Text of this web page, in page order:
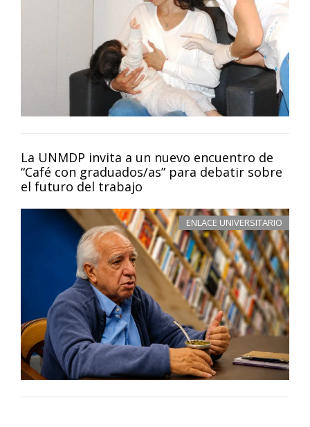
La UNMDP invita a un nuevo encuentro de
“Café con graduados/as” para debatir sobre
el futuro del trabajo
ENLACE UNIVERSITARIO